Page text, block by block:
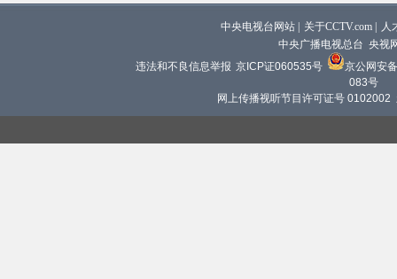
中央电视台网站 关于CCTV.com
人
中央广播电视总台 央视
违法和不良信息举报 京ICP证060535号
京公网安
083号
网上传播视听节目许可证号